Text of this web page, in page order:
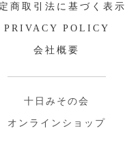
商取引法に基づく表示
PRIVACY POLICY
会社概要
十日みその会
オンラインショップ